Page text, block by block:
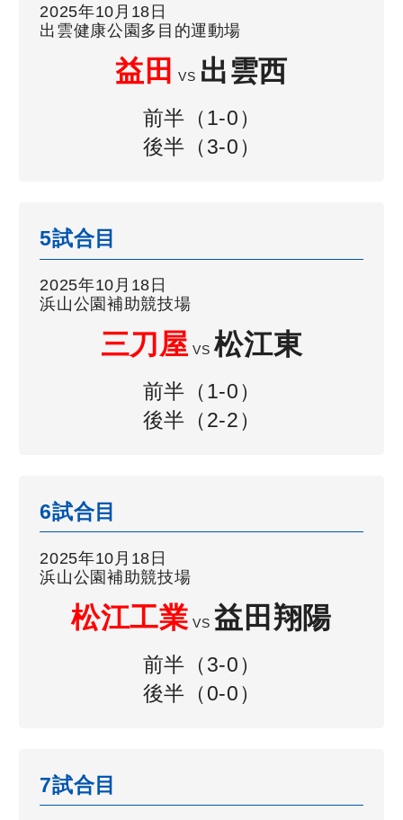
2025年10月18日
出雲健康公園多目的運動場
益田 VS 出雲西
前半（1-0）
後半（3-0）
5試合目
2025年10月18日
浜山公園補助競技場
三刀屋 VS松江東
前半（1-0）
後半（2-2）
6試合目
2025年10月18日
浜山公園補助競技場
松江工業VS 益田翔陽
前半（3-0）
後半（0-0）
7試合目